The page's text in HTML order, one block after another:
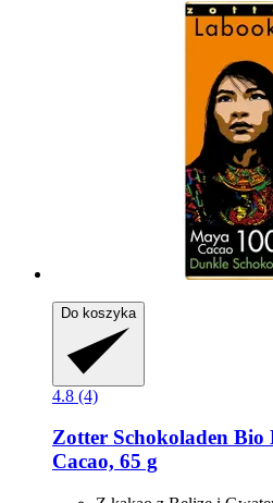
Do koszyka
4.8 (4)
Zotter Schokoladen Bio
Cacao, 65 g